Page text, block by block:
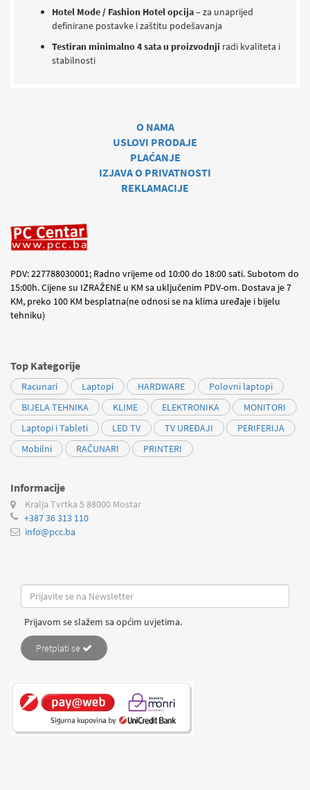
Hotel Mode / Fashion Hotel opcija– za unaprijed
definirane postavke i zaštitu podešavanja
Testiran minimalno 4 sata u proizvodnji radi kvaliteta i
stabilnosti
O NAMA
USLOVI PRODAJE
PLAĆANJE
IZJAVA O PRIVATNOSTI
REKLAMACIJE
PDV: 227788030001; Radno vrijeme od 10:00 do 18:00 sati. Subotom do
15:00h. Cijene su IZRAŽENE u KM sa uključenim PDV-om. Dostava je 7
KM, preko 100 KM besplatna(ne odnosi se na klima uređaje i bijelu
tehniku)
Top Kategorije
Racunari Laptopi HARDWARE
Polovni laptopi
BIJELA TEHNIKA
KLIME ELEKTRONIKA
MONITORI
Laptopi i Tableti
LED TV TV UREĐAJI
PERIFERIJA
Mobilni
RAČUNARI PRINTERI
Informacije
Kralja Tvrtka 5 88000 Mostar
+387 36 313 110
info@pcc.ba
Prijavom se slažem sa općim uvjetima.
Pretplati se